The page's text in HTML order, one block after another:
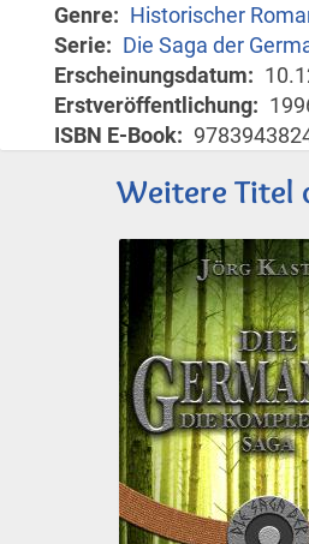
Genre
Historischer
Serie
Die Saga der
Erscheinungsdatum
Erstveröffentlichung
ISBN E-Book
Weitere Titel